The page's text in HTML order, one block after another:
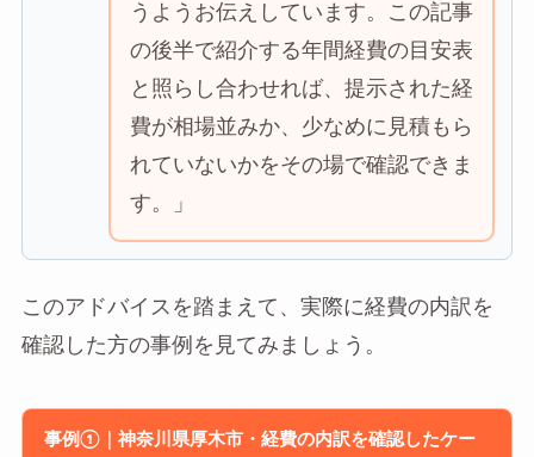
うようお伝えしています。この記事
の後半で紹介する年間経費の目安表
と照らし合わせれば、提示された経
費が相場並みか、少なめに見積もら
れていないかをその場で確認できま
す。」
このアドバイスを踏まえて、実際に経費の内訳を
確認した方の事例を見てみましょう。
事例①｜神奈川県厚木市・経費の内訳を確認したケー